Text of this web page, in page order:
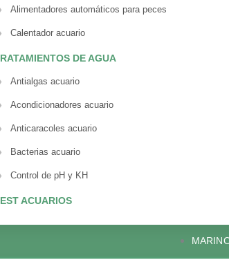
Alimentadores automáticos para peces
Calentador acuario
DE AGUA
Antialgas acuario
Acondicionadores acuario
Anticaracoles acuario
Bacterias acuario
Control de pH y KH
ACUARIOS